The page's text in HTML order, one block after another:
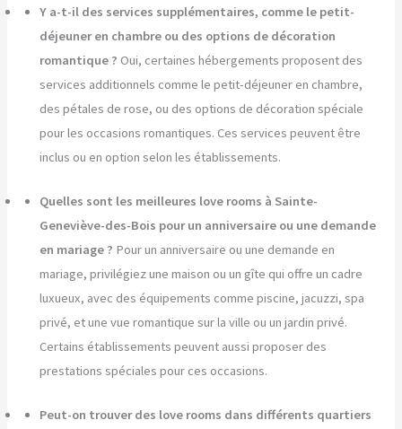
Y a-t-il des services supplémentaires, comme le petit-
déjeuner en chambre ou des options de décoration
romantique ? Oui, certaines hébergements proposent des
services additionnels comme le petit-déjeuner en chambre,
des pétales de rose, ou des options de décoration spéciale
pour les occasions romantiques. Ces services peuvent être
inclus ou en option selon les établissements.
Quelles sont les meilleures love rooms à Sainte-
Geneviève-des-Bois pour un anniversaire ou une demande
en mariage ? Pour un anniversaire ou une demande en
mariage, privilégiez une maison ou un gîte qui offre un cadre
luxueux, avec des équipements comme piscine, jacuzzi, spa
privé, et une vue romantique sur la ville ou un jardin privé.
Certains établissements peuvent aussi proposer des
prestations spéciales pour ces occasions.
Peut-on trouver des love rooms dans différents quartiers